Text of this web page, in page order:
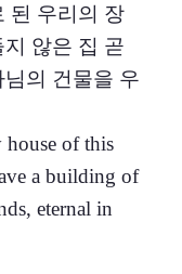
된 우리의 장
않은 집 곧
의 건물을 우
of this
a building of
eternal in